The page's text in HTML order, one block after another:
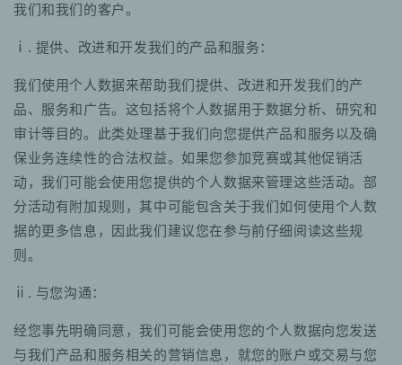
我们和我们的客户。
ⅰ. 提供、改进和开发我们的产品和服务：
我们使用个人数据来帮助我们提供、改进和开发我们的产
品、服务和广告。这包括将个人数据用于数据分析、研究和
审计等目的。此类处理基于我们向您提供产品和服务以及确
保业务连续性的合法权益。如果您参加竞赛或其他促销活
动，我们可能会使用您提供的个人数据来管理这些活动。部
分活动有附加规则，其中可能包含关于我们如何使用个人数
据的更多信息，因此我们建议您在参与前仔细阅读这些规
则。
ⅱ. 与您沟通：
经您事先明确同意，我们可能会使用您的个人数据向您发送
与我们产品和服务相关的营销信息，就您的账户或交易与您